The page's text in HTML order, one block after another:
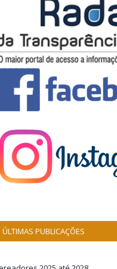
ÚLTIMAS PUBLICAÇÕES